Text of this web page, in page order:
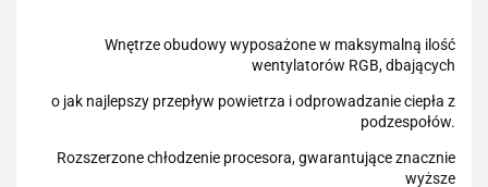
Wnętrze obudowy wyposażone w maksymalną ilość
wentylatorów RGB, dbających
o jak najlepszy przepływ powietrza i odprowadzanie ciepła z
podzespołów.
Rozszerzone chłodzenie procesora, gwarantujące znacznie
wyższe